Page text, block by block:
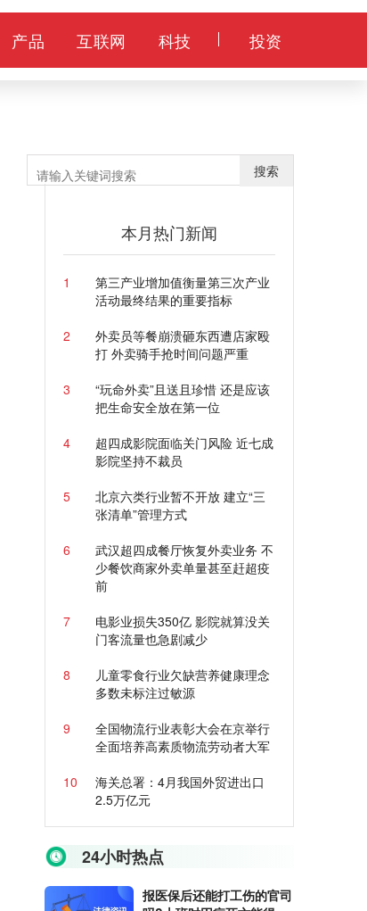
产品 互联网 科技 投资
搜索
本月热门新闻
1
第三产业增加值衡量第三次产业
活动最终结果的重要指标
2
外卖员等餐崩溃砸东西遭店家殴
打 外卖骑手抢时间问题严重
3
“玩命外卖”且送且珍惜 还是应该
把生命安全放在第一位
4
超四成影院面临关门风险 近七成
影院坚持不裁员
5
北京六类行业暂不开放 建立“三
张清单”管理方式
6
武汉超四成餐厅恢复外卖业务 不
少餐饮商家外卖单量甚至赶超疫
前
7
电影业损失350亿 影院就算没关
门客流量也急剧减少
8
儿童零食行业欠缺营养健康理念
多数未标注过敏源
9
全国物流行业表彰大会在京举行
全面培养高素质物流劳动者大军
10
海关总署：4月我国外贸进出口
2.5万亿元
24小时热点
报医保后还能打工伤的官司